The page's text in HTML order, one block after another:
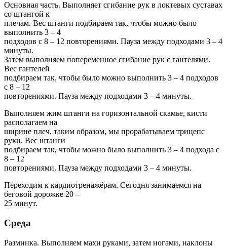
Основная часть. Выполняет сгибание рук в локтевых суставах
со штангой к
плечам. Вес штанги подбираем так, чтобы можно было
выполнить 3 – 4
подходов с 8 – 12 повторениями. Пауза между подходами 3 – 4
минуты.
Затем выполняем попеременное сгибание рук с гантелями.
Вес гантелей
подбираем так, чтобы было можно выполнить 3 – 4 подходов
с 8 – 12
повторениями. Пауза между подходами 3 – 4 минуты.
Выполняем жим штанги на горизонтальной скамье, кисти
располагаем на
ширине плеч, таким образом, мы прорабатываем трицепс
руки. Вес штанги
подбираем так, чтобы можно было выполнить 3 – 4 подхода с
8 – 12
повторениями. Пауза между подходами 3 – 4 минуты.
Переходим к кардиотренажёрам. Сегодня занимаемся на
беговой дорожке 20 –
25 минут.
Среда
Разминка. Выполняем махи руками, затем ногами, наклоны